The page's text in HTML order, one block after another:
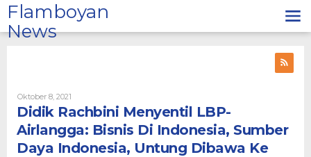
Lewati
ke
konten
Flamboyan
News
Oktober 8, 2021
Admin
Didik Rachbini Menyentil LBP-
Airlangga: Bisnis Di Indonesia, Sumber
Daya Indonesia, Untung Dibawa Ke